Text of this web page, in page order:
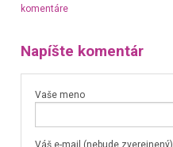
komentáre
Napíšte komentár
Vaše meno